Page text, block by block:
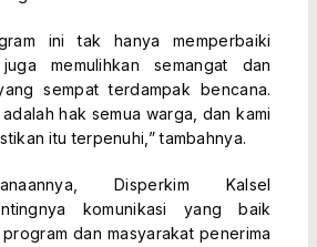
ini tak hanya memperbaiki
memulihkan semangat dan
sempat terdampak bencana.
hak semua warga, dan kami
itu terpenuhi,” tambahnya.
Disperkim Kalsel
komunikasi yang baik
dan masyarakat penerima